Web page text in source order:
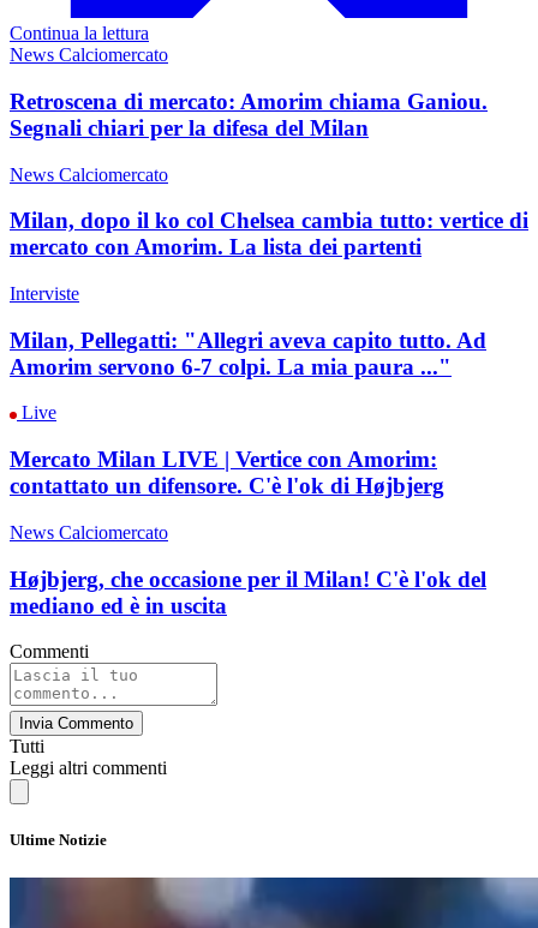
Continua la lettura
News Calciomercato
Retroscena di mercato: Amorim chiama Ganiou.
Segnali chiari per la difesa del Milan
News Calciomercato
Milan, dopo il ko col Chelsea cambia tutto: vertice di
mercato con Amorim. La lista dei partenti
Interviste
Milan, Pellegatti: "Allegri aveva capito tutto. Ad
Amorim servono 6-7 colpi. La mia paura ..."
Live
Mercato Milan LIVE | Vertice con Amorim:
contattato un difensore. C'è l'ok di Højbjerg
News Calciomercato
Højbjerg, che occasione per il Milan! C'è l'ok del
mediano ed è in uscita
Commenti
Invia Commento
Tutti
Leggi altri commenti
Ultime Notizie